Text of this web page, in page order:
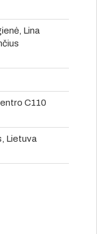
Lina
C110
Lietuva